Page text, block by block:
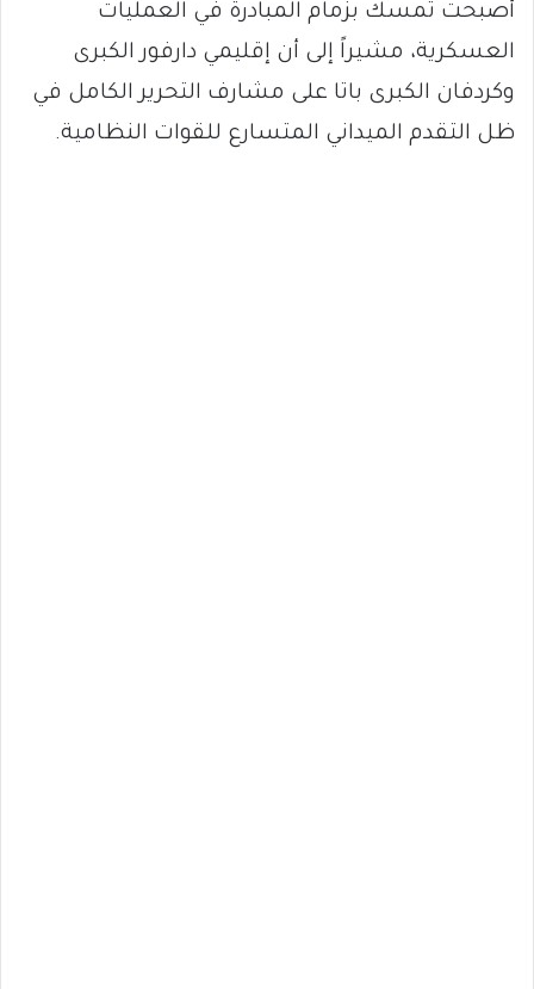
أصبحت تمسك بزمام المبادرة في العمليات
العسكرية، مشيراً إلى أن إقليمي دارفور الكبرى
وكردفان الكبرى باتا على مشارف التحرير الكامل في
ظل التقدم الميداني المتسارع للقوات النظامية.